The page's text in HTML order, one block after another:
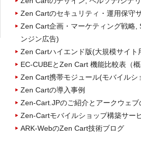
Zen Cartのセキュリティ・運用保守
Zen Cart企画・マーケティング戦略,
ンジン広告)
Zen Cartハイエンド版(大規模サイト
EC-CUBEとZen Cart 機能比較表（概
Zen Cart携帯モジュール(モバイルシ
Zen Cartの導入事例
Zen-Cart.JPのご紹介とアークウェブ
Zen-Cartモバイルショップ構築サー
ARK-WebのZen Cart技術ブログ